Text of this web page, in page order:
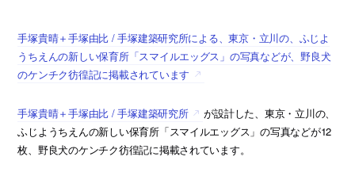
手塚貴晴＋手塚由比 / 手塚建築研究所による、東京・立川の、ふじよ
うちえんの新しい保育所「スマイルエッグス」の写真などが、野良犬
のケンチク彷徨記に掲載されています
手塚貴晴＋手塚由比 / 手塚建築研究所
が設計した、東京・立川の、
ふじようちえんの新しい保育所「スマイルエッグス」の写真などが12
枚、野良犬のケンチク彷徨記に掲載されています。